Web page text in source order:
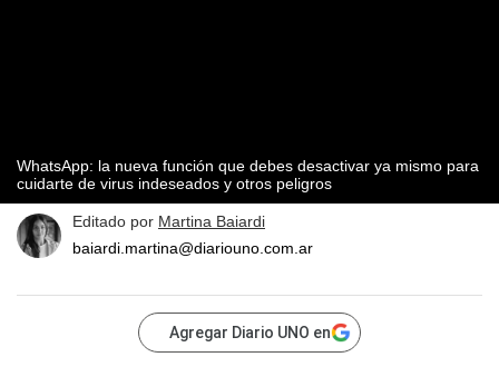
WhatsApp: la nueva función que debes desactivar ya mismo para
cuidarte de virus indeseados y otros peligros
Editado por Martina Baiardi
baiardi.martina@diariouno.com.ar
Agregar Diario UNO en